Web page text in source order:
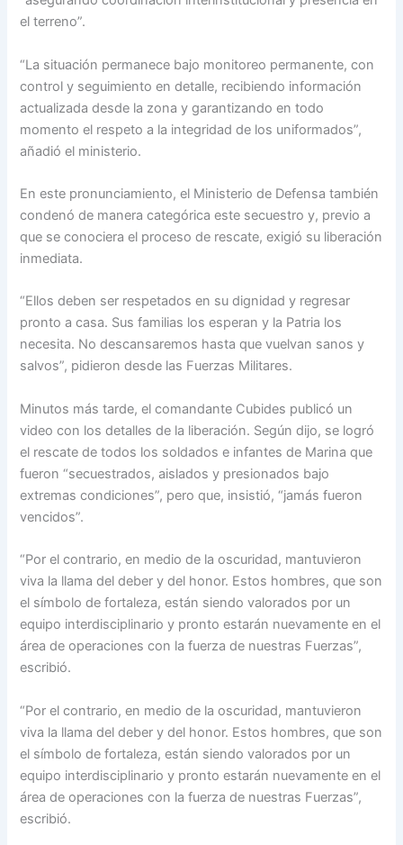
el terreno”.
“La situación permanece bajo monitoreo permanente, con
control y seguimiento en detalle, recibiendo información
actualizada desde la zona y garantizando en todo
momento el respeto a la integridad de los uniformados”,
añadió el ministerio.
En este pronunciamiento, el Ministerio de Defensa también
condenó de manera categórica este secuestro y, previo a
que se conociera el proceso de rescate, exigió su liberación
inmediata.
“Ellos deben ser respetados en su dignidad y regresar
pronto a casa. Sus familias los esperan y la Patria los
necesita. No descansaremos hasta que vuelvan sanos y
salvos”, pidieron desde las Fuerzas Militares.
Minutos más tarde, el comandante Cubides publicó un
video con los detalles de la liberación. Según dijo, se logró
el rescate de todos los soldados e infantes de Marina que
fueron “secuestrados, aislados y presionados bajo
extremas condiciones”, pero que, insistió, “jamás fueron
vencidos”.
“Por el contrario, en medio de la oscuridad, mantuvieron
viva la llama del deber y del honor. Estos hombres, que son
el símbolo de fortaleza, están siendo valorados por un
equipo interdisciplinario y pronto estarán nuevamente en el
área de operaciones con la fuerza de nuestras Fuerzas”,
escribió.
“Por el contrario, en medio de la oscuridad, mantuvieron
viva la llama del deber y del honor. Estos hombres, que son
el símbolo de fortaleza, están siendo valorados por un
equipo interdisciplinario y pronto estarán nuevamente en el
área de operaciones con la fuerza de nuestras Fuerzas”,
escribió.